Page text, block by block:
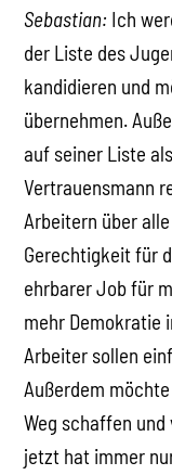
Sebastian: Ich
der Liste des
kandidieren und
übernehmen.
auf seiner Liste
Vertrauensmann
Arbeitern über
Gerechtigkeit für
ehrbarer Job für
mehr Demokratie
Arbeiter sollen
Außerdem
Weg schaffen
jetzt hat immer